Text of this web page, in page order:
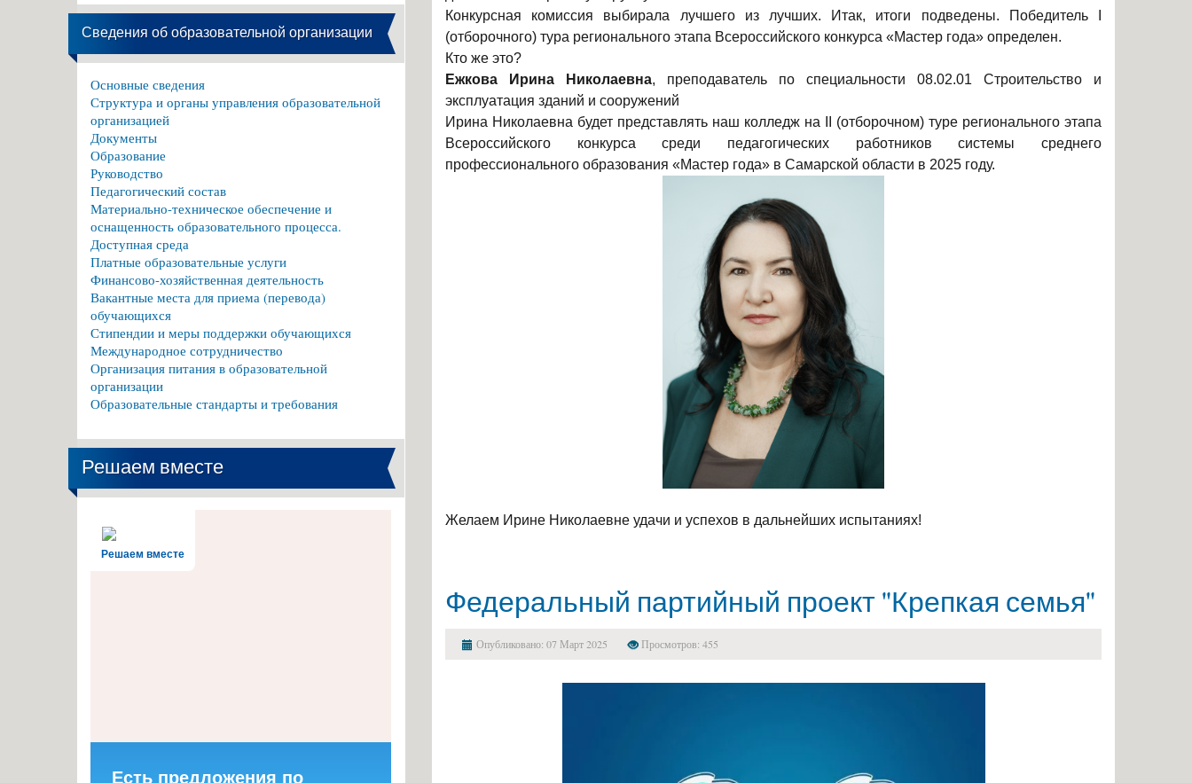
Конкурсная комиссия выбирала лучшего из лучших. Итак, итоги подведены. Победитель I
(отборочного) тура регионального этапа Всероссийского конкурса «Мастер года» определен.
Кто же это?
Ежкова Ирина Николаевна, преподаватель по специальности 08.02.01 Строительство и
эксплуатация зданий и сооружений
Ирина Николаевна будет представлять наш колледж на II (отборочном) туре регионального этапа
Всероссийского конкурса среди педагогических работников системы среднего
профессионального образования «Мастер года» в Самарской области в 2025 году.
Желаем Ирине Николаевне удачи и успехов в дальнейших испытаниях!
Федеральный партийный проект "Крепкая семья"
Опубликовано: 07 Март 2025 Просмотров: 455
Сведения об образовательной организации
Основные сведения
Структура и органы управления образовательной
организацией
Документы
Образование
Руководство
Педагогический состав
Материально-техническое обеспечение и
оснащенность образовательного процесса.
Доступная среда
Платные образовательные услуги
Финансово-хозяйственная деятельность
Вакантные места для приема (перевода)
обучающихся
Стипендии и меры поддержки обучающихся
Международное сотрудничество
Организация питания в образовательной
организации
Образовательные стандарты и требования
Решаем вместе
Решаем вместе
Есть предложения по